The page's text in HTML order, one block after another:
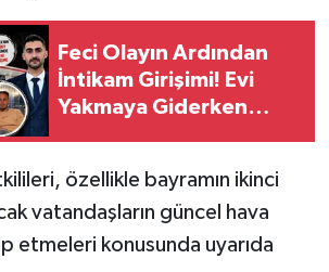
Feci Olayın Ardından
İntikam Girişimi! Evi
Yakmaya Giderken
özellikle bayramın ikinci
vatandaşların güncel hava
etmeleri konusunda uyarıda